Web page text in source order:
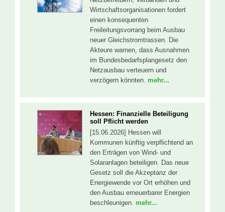
Wirtschaftsorganisationen fordert
einen konsequenten
Freileitungsvorrang beim Ausbau
neuer Gleichstromtrassen. Die
Akteure warnen, dass Ausnahmen
im Bundesbedarfsplangesetz den
Netzausbau verteuern und
verzögern könnten. mehr...
Hessen: Finanzielle Beteiligung
soll Pflicht werden
[15.06.2026] Hessen will
Kommunen künftig verpflichtend an
den Erträgen von Wind- und
Solaranlagen beteiligen. Das neue
Gesetz soll die Akzeptanz der
Energiewende vor Ort erhöhen und
den Ausbau erneuerbarer Energien
beschleunigen. mehr...